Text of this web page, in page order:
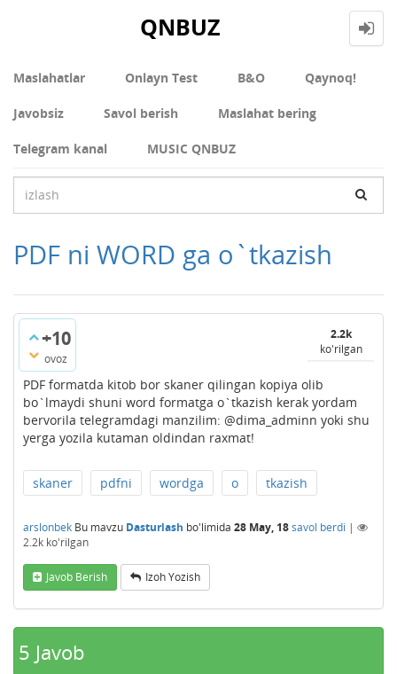
QNBUZ
Maslahatlar Onlayn Test В&О Qaynoq!
Javobsiz Savol berish Maslahat bering
Telegram kanal MUSIC QNBUZ
PDF ni WORD ga o`tkazish
+10
ovoz
2.2k
ko'rilgan
PDF formatda kitob bor skaner qilingan kopiya olib
bo`lmaydi shuni word formatga o`tkazish kerak yordam
bervorila telegramdagi manzilim: @dima_adminn yoki shu
yerga yozila kutaman oldindan raxmat!
skaner pdfni wordga o tkazish
arslonbek Bu mavzu Dasturlash bo'limida 28 May, 18savol berdi |
2.2k ko'rilgan
Javob Berish Izoh Yozish
5 Javob